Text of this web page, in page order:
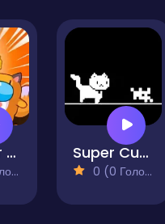
Hammer Master io Super Cute Cat
0 (0 Голосів)